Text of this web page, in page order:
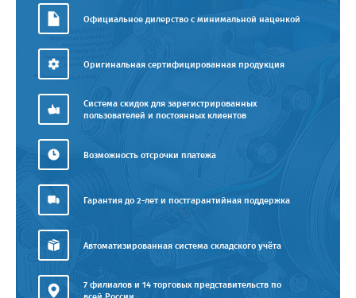
Официальное дилерство с минимальной наценкой
Оригинальная сертифицированная продукция
Система скидок для зарегистрированных
пользователей и постоянных клиентов
Возможность отсрочки платежа
Гарантия до 2-лет и постгарантийная поддержка
Автоматизированная система складского учёта
7 филиалов и 14 торговых представительств по